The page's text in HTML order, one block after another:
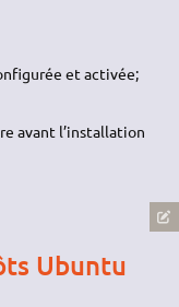
et activée;
avant l’installation
Ubuntu